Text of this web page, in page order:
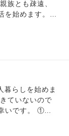
心掛けていたの
から申告された
仲介
ですから…」と
変わっただけ
始めます。
待半分・不安半
せん）ですが、
みます。 そ
必要なこと、必
お願
暮らしを始めま
。 ①私は
たが、上下虫歯